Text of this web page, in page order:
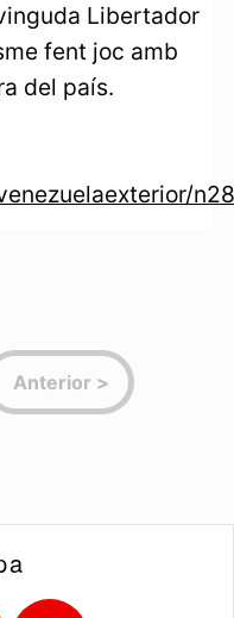
Libertador
fent joc amb
del país.